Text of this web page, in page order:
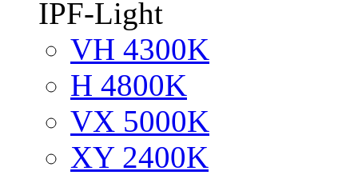
IPF-Light
VH 4300K
H 4800K
VX 5000K
XY 2400K